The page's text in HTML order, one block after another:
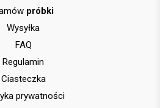
próbki
Wysyłka
FAQ
Regulamin
Ciasteczka
prywatności